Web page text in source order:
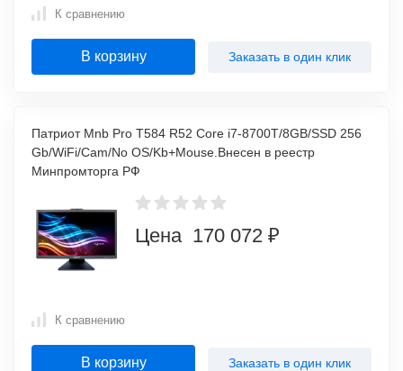
К сравнению
В корзину Заказать в один клик
Патриот Mnb Pro T584 R52 Core i7-8700T/8GB/SSD 256
Gb/WiFi/Cam/No OS/Kb+Mouse.Внесен в реестр
Минпромторга РФ
Цена 170 072 ₽
К сравнению
В корзину Заказать в один клик